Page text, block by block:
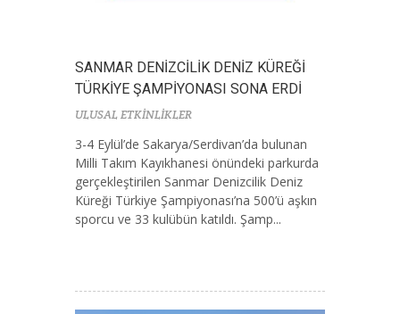
SANMAR DENİZCİLİK DENİZ KÜREĞİ
TÜRKİYE ŞAMPİYONASI SONA ERDİ
ULUSAL ETKİNLİKLER
3-4 Eylül’de Sakarya/Serdivan’da bulunan
Milli Takım Kayıkhanesi önündeki parkurda
gerçekleştirilen Sanmar Denizcilik Deniz
Küreği Türkiye Şampiyonası’na 500’ü aşkın
sporcu ve 33 kulübün katıldı. Şamp...